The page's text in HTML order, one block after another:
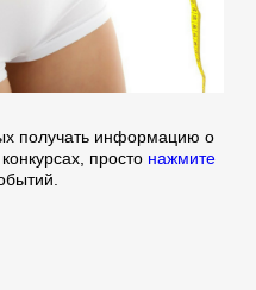
получать информацию о
просто нажмите